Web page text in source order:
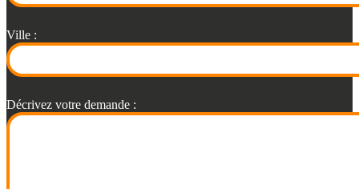
Ville :
Décrivez votre demande :